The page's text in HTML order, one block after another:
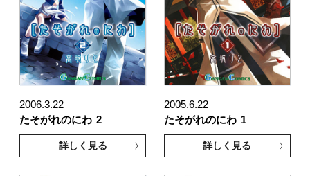
2006.3.22
たそがれのにわ 2
詳しく見る
2005.6.22
たそがれのにわ 1
詳しく見る